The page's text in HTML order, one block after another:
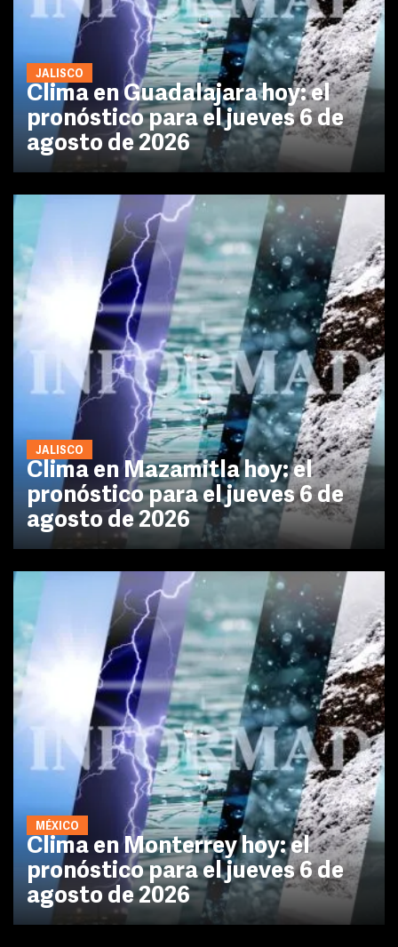
JALISCO
Clima en Guadalajara hoy: el
pronóstico para el jueves 6 de
agosto de 2026
JALISCO
Clima en Mazamitla hoy: el
pronóstico para el jueves 6 de
agosto de 2026
MÉXICO
Clima en Monterrey hoy: el
pronóstico para el jueves 6 de
agosto de 2026